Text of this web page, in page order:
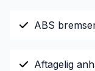
ABS
Aftagelig